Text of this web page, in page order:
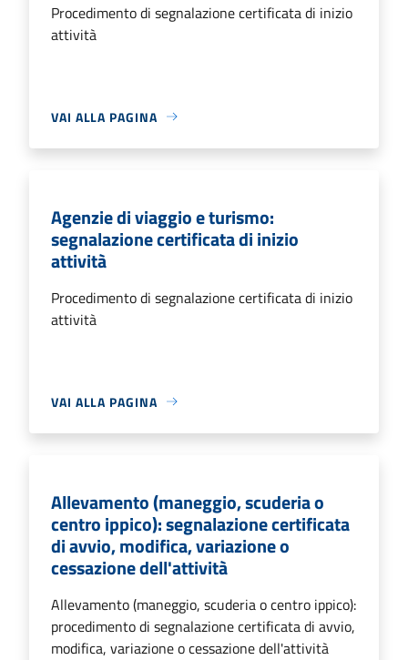
Procedimento di segnalazione certificata di inizio
attività
VAI ALLA PAGINA
Agenzie di viaggio e turismo:
segnalazione certificata di inizio
attività
Procedimento di segnalazione certificata di inizio
attività
VAI ALLA PAGINA
Allevamento (maneggio, scuderia o
centro ippico): segnalazione certificata
di avvio, modifica, variazione o
cessazione dell'attività
Allevamento (maneggio, scuderia o centro ippico):
procedimento di segnalazione certificata di avvio,
modifica, variazione o cessazione dell'attività